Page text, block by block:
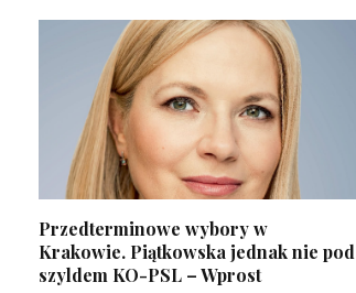
Przedterminowe wybory w
Krakowie. Piątkowska jednak nie pod
szyldem KO-PSL – Wprost